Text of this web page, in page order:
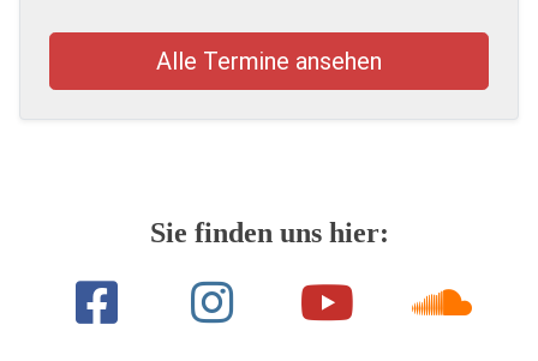
Alle Termine ansehen
Sie finden uns hier: